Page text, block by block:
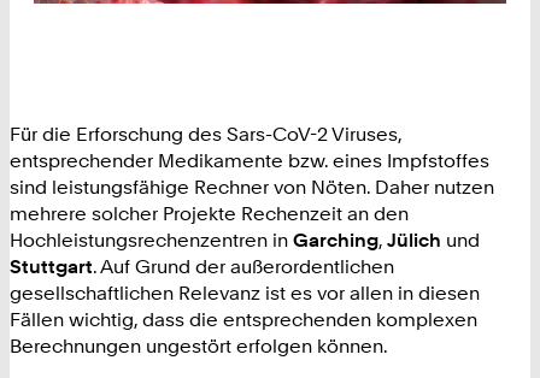
Für die Erforschung des Sars-CoV-2 Viruses,
entsprechender Medikamente bzw. eines Impfstoffes
sind leistungsfähige Rechner von Nöten. Daher nutzen
mehrere solcher Projekte Rechenzeit an den
Hochleistungsrechenzentren in Garching, Jülich und
Stuttgart. Auf Grund der außerordentlichen
gesellschaftlichen Relevanz ist es vor allen in diesen
Fällen wichtig, dass die entsprechenden komplexen
Berechnungen ungestört erfolgen können.